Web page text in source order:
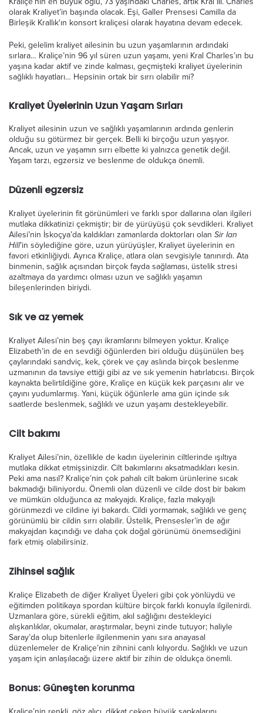
olarak Kraliyet’in başında olacak. Eşi, Galler Prensesi Camilla da
Birleşik Krallık'ın konsort kraliçesi olarak hayatına devam edecek.
Peki, gelelim kraliyet ailesinin bu uzun yaşamlarının ardındaki
sırlara… Kraliçe’nin 96 yıl süren uzun yaşamı, yeni Kral Charles’ın bu
yaşına kadar aktif ve zinde kalması, geçmişteki kraliyet üyelerinin
sağlıklı hayatları… Hepsinin ortak bir sırrı olabilir mi?
Kraliyet Üyelerinin Uzun Yaşam Sırları
Kraliyet ailesinin uzun ve sağlıklı yaşamlarının ardında genlerin
olduğu su götürmez bir gerçek. Belli ki birçoğu uzun yaşıyor.
Ancak, uzun ve yaşamın sırrı elbette ki yalnızca genetik değil.
Yaşam tarzı, egzersiz ve beslenme de oldukça önemli.
Düzenli egzersiz
Kraliyet üyelerinin fit görünümleri ve farklı spor dallarına olan ilgileri
mutlaka dikkatinizi çekmiştir; bir de yürüyüşü çok sevdikleri. Kraliyet
Ailesi’nin İskoçya’da kaldıkları zamanlarda doktorları olan Sir Ian
Hill’in söylediğine göre, uzun yürüyüşler, Kraliyet üyelerinin en
favori etkinliğiydi. Ayrıca Kraliçe, atlara olan sevgisiyle tanınırdı. Ata
binmenin, sağlık açısından birçok fayda sağlaması, üstelik stresi
azaltmaya da yardımcı olması uzun ve sağlıklı yaşamın
bileşenlerinden biriydi.
Sık ve az yemek
Kraliyet Ailesi’nin beş çayı ikramlarını bilmeyen yoktur. Kraliçe
Elizabeth’in de en sevdiği öğünlerden biri olduğu düşünülen beş
çaylarındaki sandviç, kek, çörek ve çay aslında birçok beslenme
uzmanının da tavsiye ettiği gibi az ve sık yemenin hatırlatıcısı. Birçok
kaynakta belirtildiğine göre, Kraliçe en küçük kek parçasını alır ve
çayını yudumlarmış. Yani, küçük öğünlerle ama gün içinde sık
saatlerde beslenmek, sağlıklı ve uzun yaşamı destekleyebilir.
Cilt bakımı
Kraliyet Ailesi’nin, özellikle de kadın üyelerinin ciltlerinde ışıltıya
mutlaka dikkat etmişsinizdir. Cilt bakımlarını aksatmadıkları kesin.
Peki ama nasıl? Kraliçe’nin çok pahalı cilt bakım ürünlerine sıcak
bakmadığı biliniyordu. Önemli olan düzenli ve cilde dost bir bakım
ve mümkün olduğunca az makyajdı. Kraliçe, fazla makyajlı
görünmezdi ve cildine iyi bakardı. Cildi yormamak, sağlıklı ve genç
görünümlü bir cildin sırrı olabilir. Üstelik, Prensesler’in de ağır
makyajdan kaçındığı ve daha çok doğal görünümü önemsediğini
fark etmiş olabilirsiniz.
Zihinsel sağlık
Kraliçe Elizabeth de diğer Kraliyet Üyeleri gibi çok yönlüydü ve
eğitimden politikaya spordan kültüre birçok farklı konuyla ilgilenirdi.
Uzmanlara göre, sürekli eğitim, akıl sağlığını destekleyici
alışkanlıklar, okumalar, araştırmalar, beyni zinde tutuyor; haliyle
Saray’da olup bitenlerle ilgilenmenin yanı sıra anayasal
düzenlemeler de Kraliçe’nin zihnini canlı kılıyordu. Sağlıklı ve uzun
yaşam için anlaşılacağı üzere aktif bir zihin de oldukça önemli.
Bonus: Güneşten korunma